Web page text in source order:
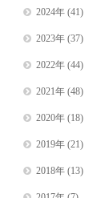
2024年(41)
2023年(37)
2022年(44)
2021年(48)
2020年(18)
2019年(21)
2018年(13)